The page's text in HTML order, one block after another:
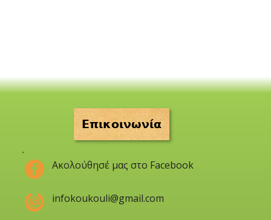
Επικοινωνία
.
Ακολούθησέ μας στο Facebook
infokoukouli@gmail.com